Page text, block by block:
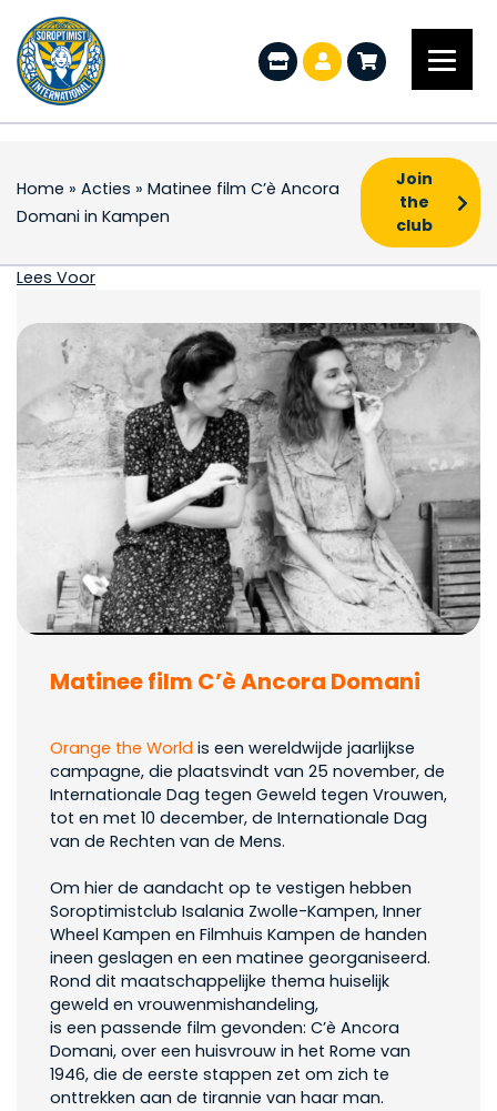
Home » Acties » Matinee film C’è Ancora
Domani in Kampen
Join
the
club
Matinee film C’è
Lees Voor
Matinee film C’è Ancora Domani
Orange the World is een wereldwijde jaarlijkse
campagne, die plaatsvindt van 25 november, de
Internationale Dag tegen Geweld tegen Vrouwen,
tot en met 10 december, de Internationale Dag
van de Rechten van de Mens.
Om hier de aandacht op te vestigen hebben
Soroptimistclub Isalania Zwolle-Kampen, Inner
Wheel Kampen en Filmhuis Kampen de handen
ineen geslagen en een matinee georganiseerd.
Rond dit maatschappelijke thema huiselijk
geweld en vrouwenmishandeling,
is een passende film gevonden: C’è Ancora
Domani, over een huisvrouw in het Rome van
1946, die de eerste stappen zet om zich te
onttrekken aan de tirannie van haar man.